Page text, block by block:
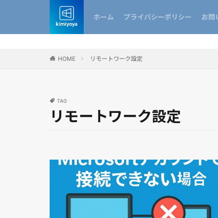
ホーム プライバシーポリシー お問
HOME リモートワーク設定
TAG
リモートワーク設定